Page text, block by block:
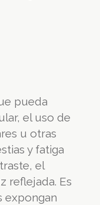
pueda
el uso de
u otras
y fatiga
el
reflejada. Es
expongan